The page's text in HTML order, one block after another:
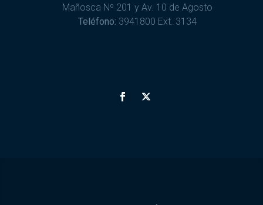
Mañosca Nº 201 y Av. 10 de Agosto
Teléfono: 3941800 Ext. 3134